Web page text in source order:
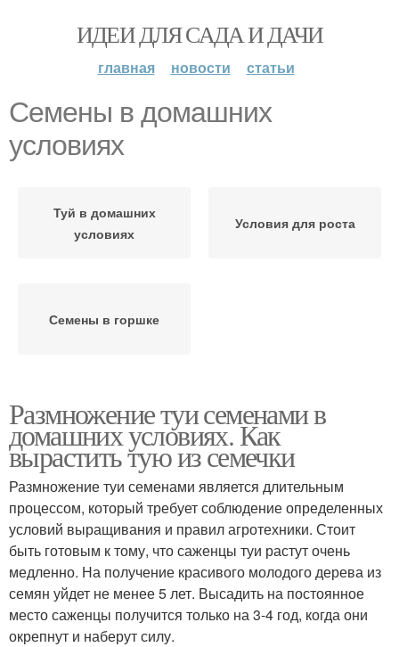
ИДЕИ ДЛЯ САДА И ДАЧИ
главная новости статьи
Семены в домашних
условиях
Туй в домашних
условиях
Условия для роста
Семены в горшке
Размножение туи семенами в
домашних условиях. Как
вырастить тую из семечки
Размножение туи семенами является длительным
процессом, который требует соблюдение определенных
условий выращивания и правил агротехники. Стоит
быть готовым к тому, что саженцы туи растут очень
медленно. На получение красивого молодого дерева из
семян уйдет не менее 5 лет. Высадить на постоянное
место саженцы получится только на 3-4 год, когда они
окрепнут и наберут силу.